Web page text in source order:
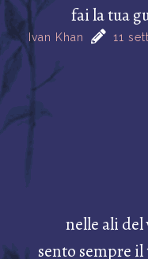
fai la tua
Ivan Khan 11
nelle ali del
sento sempre